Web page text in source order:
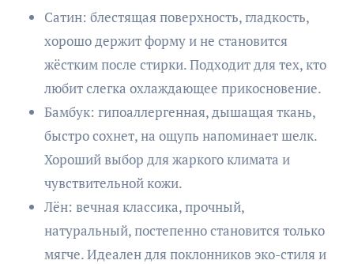
Сатин: блестящая поверхность, гладкость,
хорошо держит форму и не становится
жёстким после стирки. Подходит для тех, кто
любит слегка охлаждающее прикосновение.
Бамбук: гипоаллергенная, дышащая ткань,
быстро сохнет, на ощупь напоминает шелк.
Хороший выбор для жаркого климата и
чувствительной кожи.
Лён: вечная классика, прочный,
натуральный, постепенно становится только
мягче. Идеален для поклонников эко-стиля и